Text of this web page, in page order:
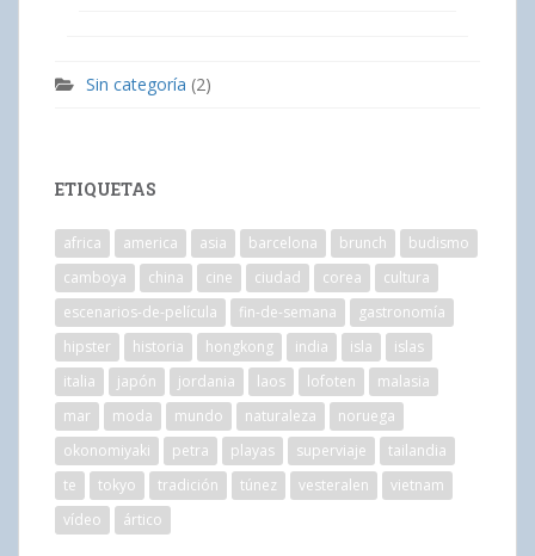
Sin categoría (2)
ETIQUETAS
africa america asia barcelona brunch
budismo
camboya
china cine ciudad corea
cultura
escenarios-de-película
fin-de-semana
gastronomía
hipster
historia hongkong india isla
islas
italia
japón jordania laos lofoten
malasia
mar
moda mundo naturaleza
noruega
okonomiyaki
petra playas superviaje
tailandia
te
tokyo tradición túnez vesteralen
vietnam
vídeo
ártico